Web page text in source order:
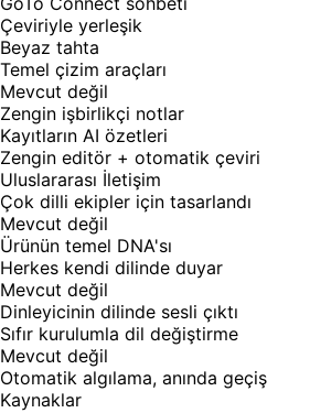
Çeviriyle yerleşik
Beyaz tahta
Temel çizim araçları
Mevcut değil
Zengin işbirlikçi notlar
Kayıtların AI özetleri
Zengin editör + otomatik çeviri
Uluslararası İletişim
Çok dilli ekipler için tasarlandı
Mevcut değil
Ürünün temel DNA'sı
Herkes kendi dilinde duyar
Mevcut değil
Dinleyicinin dilinde sesli çıktı
Sıfır kurulumla dil değiştirme
Mevcut değil
Otomatik algılama, anında geçiş
Kaynaklar